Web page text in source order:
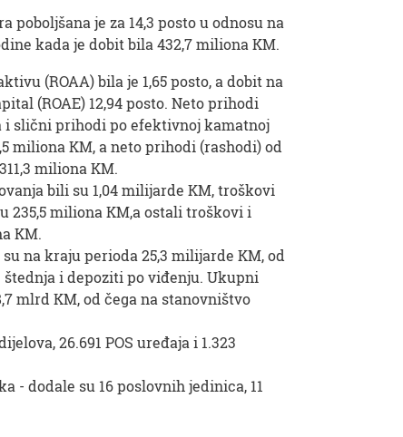
poboljšana je za 14,3 posto u odnosu na
kada je dobit bila 432,7 miliona KM.
(ROAA) bila je 1,65 posto, a dobit na
(ROAE) 12,94 posto. Neto prihodi
i slični prihodi po efektivnoj kamatnoj
miliona KM, a neto prihodi (rashodi) od
miliona KM.
bili su 1,04 milijarde KM, troškovi
235,5 miliona KM,a ostali troškovi i
KM.
na kraju perioda 25,3 milijarde KM, od
štednja i depoziti po viđenju. Ukupni
mlrd KM, od čega na stanovništvo
26.691 POS uređaja i 1.323
- dodale su 16 poslovnih jedinica, 11